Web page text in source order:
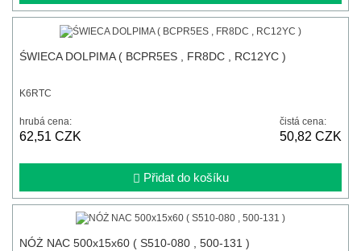
ŚWIECA DOLPIMA ( BCPR5ES , FR8DC , RC12YC )
K6RTC
hrubá cena:
62,51 CZK
čistá cena:
50,82 CZK
Přidat do košíku
NÓŻ NAC 500x15x60 ( S510-080 , 500-131 )